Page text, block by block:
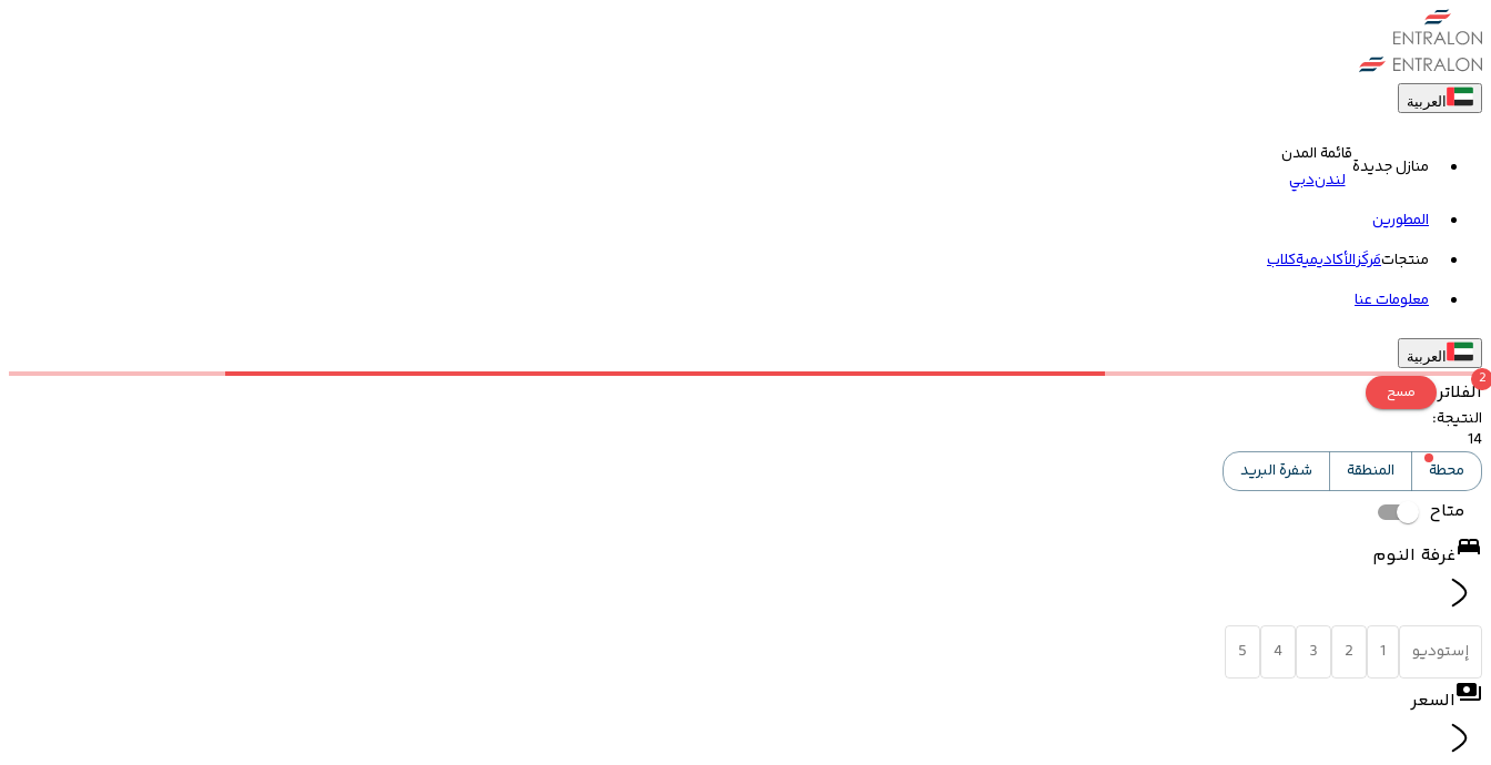
العربية
منازل جديدة
قائمة المدن
لندندبي
المطورين
منتجاتمَركَزالأكاديميةکلاب
معلومات عنا
العربية
الفلاتر
2
مسح
النتيجة:
14
محطة
المنطقة شفرة البريد
متاح
غرفة النوم
إستوديو 1
2
3
4
5
السعر